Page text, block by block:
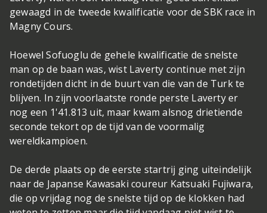
gewaagd in de tweede kwalificatie voor de SBK race in
Magny Cours.
Hoewel Sofuoglu de gehele kwalificatie de snelste
man op de baan was, wist Laverty continue met zijn
rondetijden dicht in de buurt van die van de Turk te
blijven. In zijn voorlaatste ronde perste Laverty er
nog een 1'41.813 uit, maar kwam alsnog drietiende
seconde tekort op de tijd van de voormalig
wereldkampioen.
De derde plaats op de eerste startrij ging uiteindelijk
naar de Japanse Kawasaki coureur Katsuaki Fujiwara,
die op vrijdag nog de snelste tijd op de klokken had